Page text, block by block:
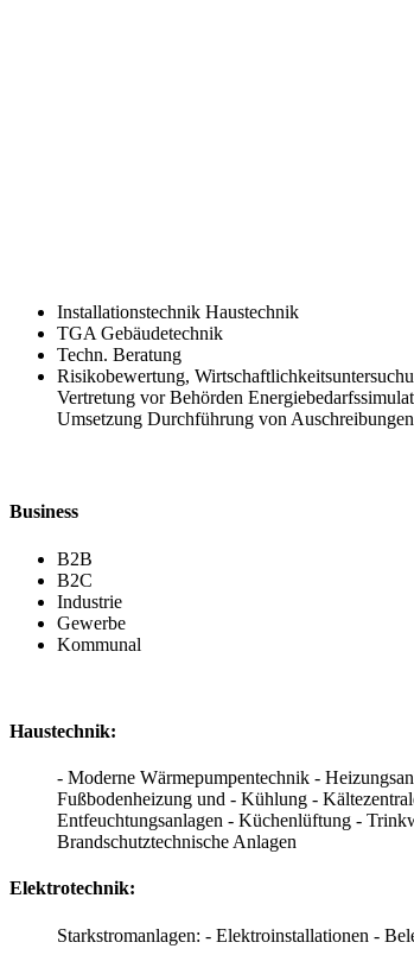
Installationstechnik Haustechnik
TGA Gebäudetechnik
Techn. Beratung
Risikobewertung,
Vertretung vor Behörden
Umsetzung Durchführung von
Business
B2B
B2C
Industrie
Gewerbe
Kommunal
Haustechnik:
- Moderne Wärmepumpentechnik -
Fußbodenheizung und - Kühlung -
Entfeuchtungsanlagen - Küchenlüftung -
Brandschutztechnische Anlagen
Elektrotechnik:
Starkstromanlagen: - Elektroinstallationen -